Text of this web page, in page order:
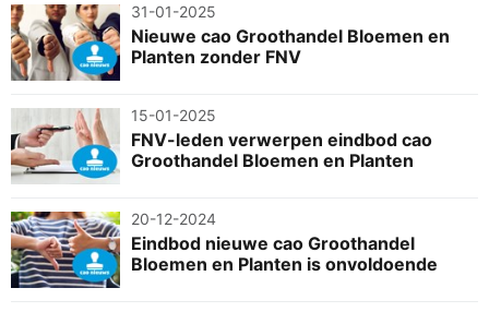
31-01-2025
Nieuwe cao Groothandel Bloemen en
Planten zonder FNV
15-01-2025
FNV-leden verwerpen eindbod cao
Groothandel Bloemen en Planten
20-12-2024
Eindbod nieuwe cao Groothandel
Bloemen en Planten is onvoldoende